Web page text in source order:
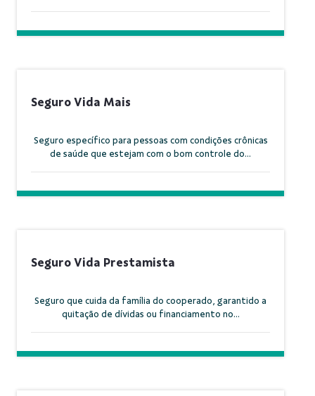
Seguro Vida Mais
Seguro específico para pessoas com condições crônicas
de saúde que estejam com o bom controle do...
Seguro Vida Prestamista
Seguro que cuida da família do cooperado, garantido a
quitação de dívidas ou financiamento no...